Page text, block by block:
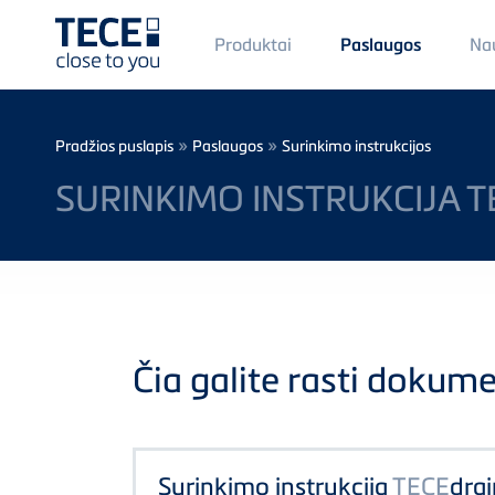
Main
Menü
1
Produktai Paslaugos
Breadcrumb
Pradžios puslapis » Paslaugos » Surinkimo instrukcijos
SURINKIMO INSTRUKCIJA
Čia galite rasti
Surinkimo instrukcijaTECE